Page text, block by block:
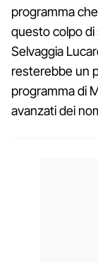
programma
questo colpo di
Selvaggia
resterebbe un
programma di
avanzati dei